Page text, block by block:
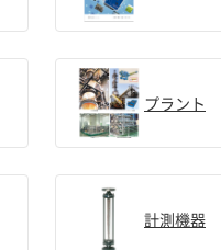
プラント
計測機器